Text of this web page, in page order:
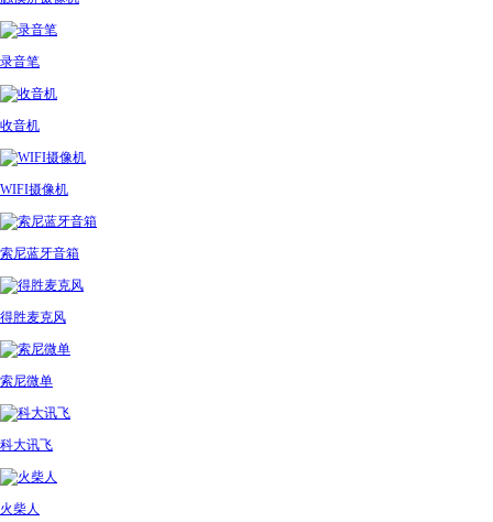
录音笔
收音机
WIFI摄像机
索尼蓝牙音箱
得胜麦克风
索尼微单
科大讯飞
火柴人